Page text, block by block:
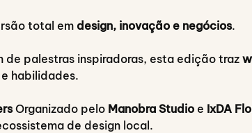
total em design, inovação e negócios.
de palestras inspiradoras, esta edição traz
habilidades.
Organizado pelo Manobra Studio e IxDA
de design local.